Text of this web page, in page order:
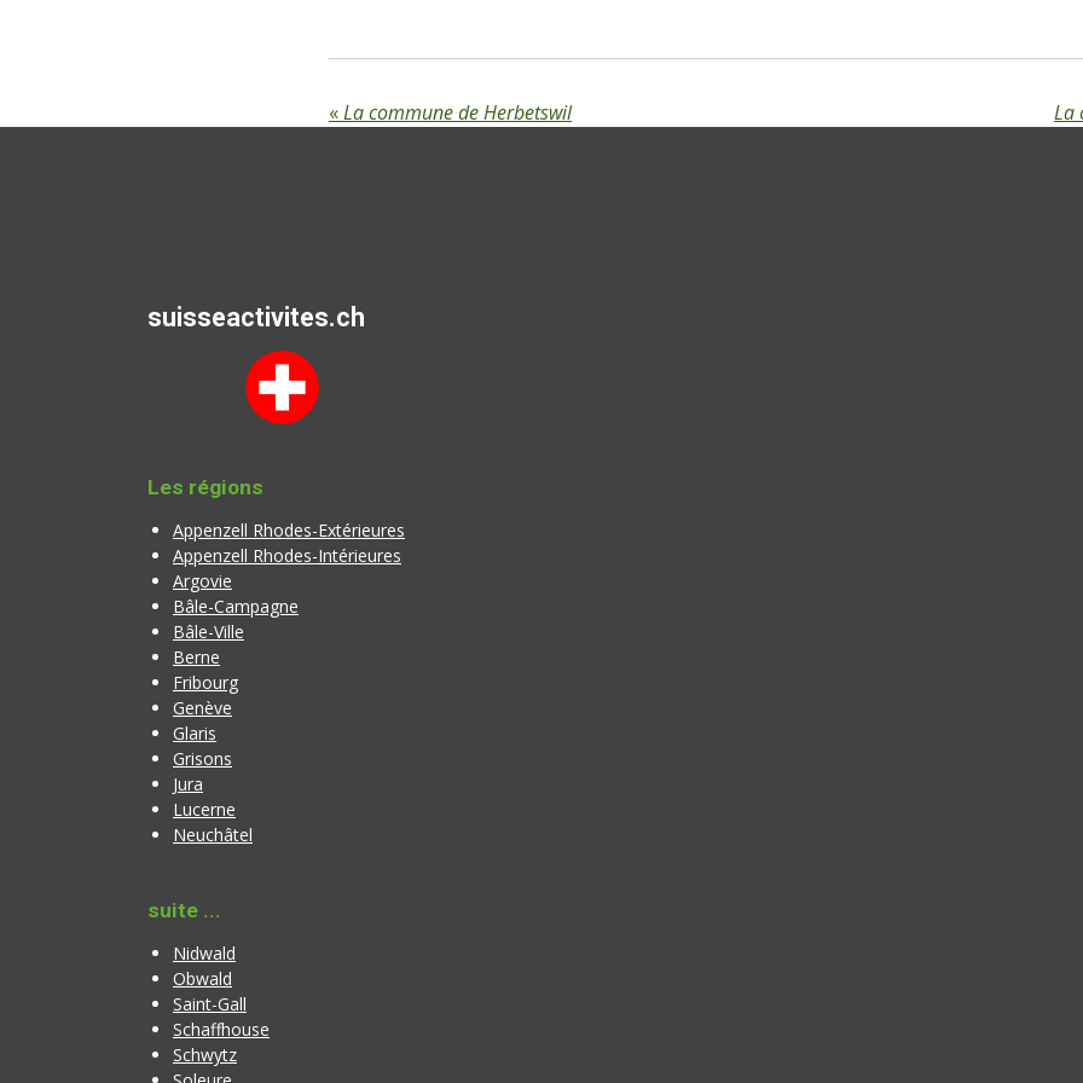
«La commune de Herbetswil La
suisseactivites.ch
Les régions
Appenzell Rhodes-Extérieures
Appenzell Rhodes-Intérieures
Argovie
Bâle-Campagne
Bâle-Ville
Berne
Fribourg
Genève
Glaris
Grisons
Jura
Lucerne
Neuchâtel
suite ...
Nidwald
Obwald
Saint-Gall
Schaffhouse
Schwytz